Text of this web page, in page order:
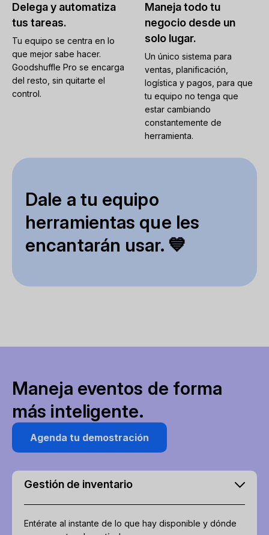
Delega y automatiza
tus tareas.
Tu equipo se centra en lo
que mejor sabe hacer.
Goodshuffle Pro se encarga
del resto, sin quitarte el
control.
Maneja todo tu
negocio desde un
solo lugar.
Un único sistema para
ventas, planificación,
logística y pagos, para que
tu equipo no tenga que
estar cambiando
constantemente de
herramienta.
Dale a tu equipo
herramientas que les
encantarán usar. 💙
Maneja eventos de forma
más inteligente.
Agenda tu demostración
Gestión de inventario
Entérate al instante de lo que hay disponible y dónde